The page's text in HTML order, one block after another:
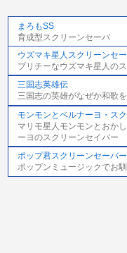
まろもSS
育成型スクリーンセーバ
ウズマキ星人スクリーンセ
プリチーなウズマキ星人の
三国志英雄伝
三国志の英雄がなぜか和歌
モンモンとベルナーヨ・ス
マリモ星人モンモンとおか
ーヨのスクリーンセイバー
ポップ君スクリーンセーバー
ポップンミュージックでお